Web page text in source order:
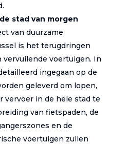
stad van morgen
van duurzame
is het terugdringen
vervuilende voertuigen. In
ingegaan op de
geleverd om lopen,
vervoer in de hele stad te
van fietspaden, de
en de
voertuigen zullen